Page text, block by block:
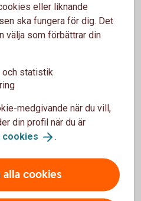
är det för skillnad på
olyckan är framme,
då?
eller liknande
ska fungera för dig. Det
välja som förbättrar din
och statistik
medgivande när du vill,
din profil när du är
cookies .
alla cookies